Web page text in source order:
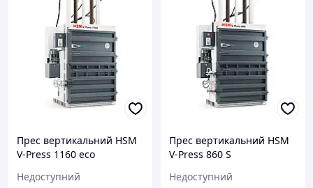
Прес вертикальний HSM
V-Press 1160 eco
Недоступний
Прес вертикальний HSM
V-Press 860 S
Недоступний